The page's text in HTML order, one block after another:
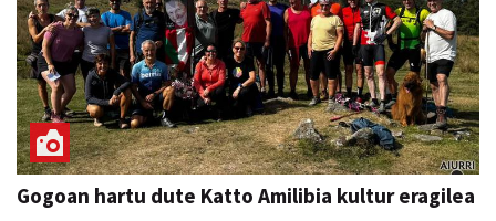
Gogoan hartu dute Katto Amilibia kultur eragilea